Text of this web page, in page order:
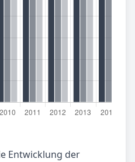
Entwicklung der